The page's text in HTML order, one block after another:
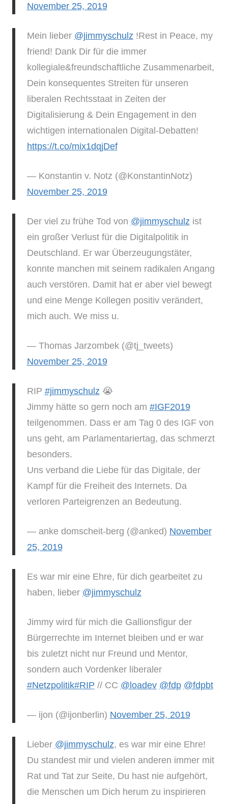
November 25, 2019
Mein lieber @jimmyschulz !Rest in Peace, my
friend! Dank Dir für die immer
kollegiale&freundschaftliche Zusammenarbeit,
Dein konsequentes Streiten für unseren
liberalen Rechtsstaat in Zeiten der
Digitalisierung & Dein Engagement in den
wichtigen internationalen Digital-Debatten!
https://t.co/mix1dqjDef
— Konstantin v. Notz (@KonstantinNotz)
November 25, 2019
Der viel zu frühe Tod von @jimmyschulz ist
ein großer Verlust für die Digitalpolitik in
Deutschland. Er war Überzeugungstäter,
konnte manchen mit seinem radikalen Angang
auch verstören. Damit hat er aber viel bewegt
und eine Menge Kollegen positiv verändert,
mich auch. We miss u.
— Thomas Jarzombek (@tj_tweets)
November 25, 2019
RIP #jimmyschulz 😭
Jimmy hätte so gern noch am #IGF2019
teilgenommen. Dass er am Tag 0 des IGF von
uns geht, am Parlamentariertag, das schmerzt
besonders.
Uns verband die Liebe für das Digitale, der
Kampf für die Freiheit des Internets. Da
verloren Parteigrenzen an Bedeutung.
— anke domscheit-berg (@anked) November
25, 2019
Es war mir eine Ehre, für dich gearbeitet zu
haben, lieber @jimmyschulz
Jimmy wird für mich die Gallionsfigur der
Bürgerrechte im Internet bleiben und er war
bis zuletzt nicht nur Freund und Mentor,
sondern auch Vordenker liberaler
#Netzpolitik#RIP // CC @loadev @fdp @fdpbt
— ijon (@ijonberlin) November 25, 2019
Lieber @jimmyschulz, es war mir eine Ehre!
Du standest mir und vielen anderen immer mit
Rat und Tat zur Seite, Du hast nie aufgehört,
die Menschen um Dich herum zu inspirieren